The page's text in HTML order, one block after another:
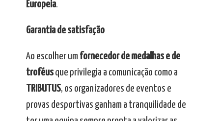
Europeia.
Garantia de satisfação
Ao escolher um fornecedor de medalhas e de
troféusque privilegia a comunicação como a
TRIBUTUS, os organizadores de eventos e
provas desportivas ganham a tranquilidade de